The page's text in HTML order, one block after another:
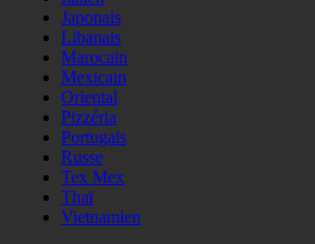
Japonais
Libanais
Marocain
Mexicain
Oriental
Pizzéria
Portugais
Russe
Tex Mex
Thaï
Vietnamien